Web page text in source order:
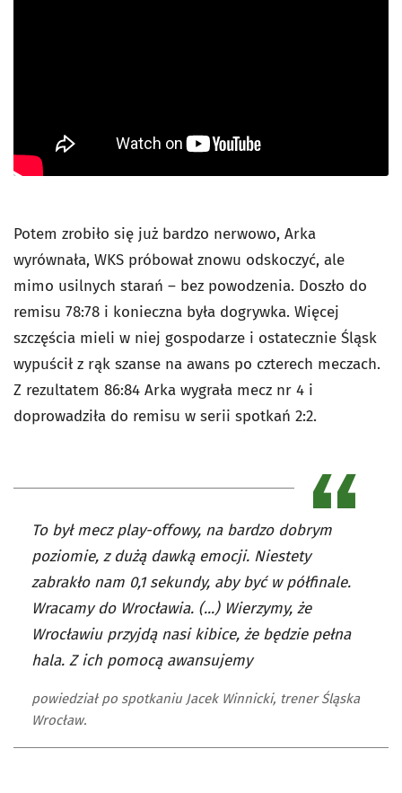
Potem zrobiło się już bardzo nerwowo, Arka
wyrównała, WKS próbował znowu odskoczyć, ale
mimo usilnych starań – bez powodzenia. Doszło do
remisu 78:78 i konieczna była dogrywka. Więcej
szczęścia mieli w niej gospodarze i ostatecznie Śląsk
wypuścił z rąk szanse na awans po czterech meczach.
Z rezultatem 86:84 Arka wygrała mecz nr 4 i
doprowadziła do remisu w serii spotkań 2:2.
To był mecz play-offowy, na bardzo dobrym
poziomie, z dużą dawką emocji. Niestety
zabrakło nam 0,1 sekundy, aby być w półfinale.
Wracamy do Wrocławia. (...) Wierzymy, że
Wrocławiu przyjdą nasi kibice, że będzie pełna
hala. Z ich pomocą awansujemy
powiedział po spotkaniu Jacek Winnicki, trener Śląska
Wrocław.